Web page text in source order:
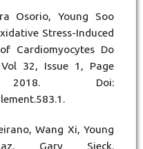
Osorio, Young Soo
Stress-Induced
Cardiomyocytes Do
32, Issue 1, Page
Doi:
Wang Xi, Young
Gary Sieck.